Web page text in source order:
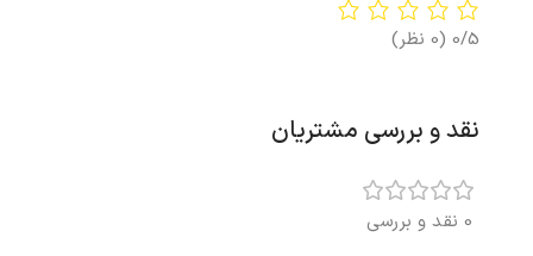
0/5 (0 نظر)
نقد و بررسی مشتریان
0 نقد و بررسی